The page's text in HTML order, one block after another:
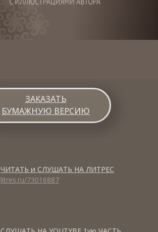
ЗАКАЗАТЬ
БУМАЖНУЮ ВЕРСИЮ
litres.ru/73016887
ЧИТАТЬ и СЛУШАТЬ НА ЛИТРЕС